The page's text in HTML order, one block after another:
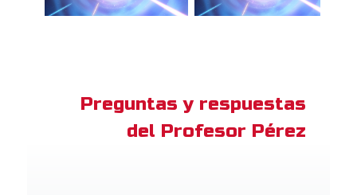
Preguntas y respuestas
del Profesor Pérez